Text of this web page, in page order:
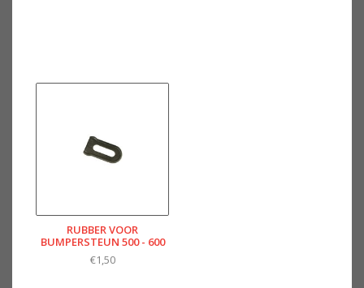
RUBBER VOOR
BUMPERSTEUN 500 - 600
€1,50